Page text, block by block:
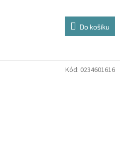
Do košíku
Kód: 0234601616